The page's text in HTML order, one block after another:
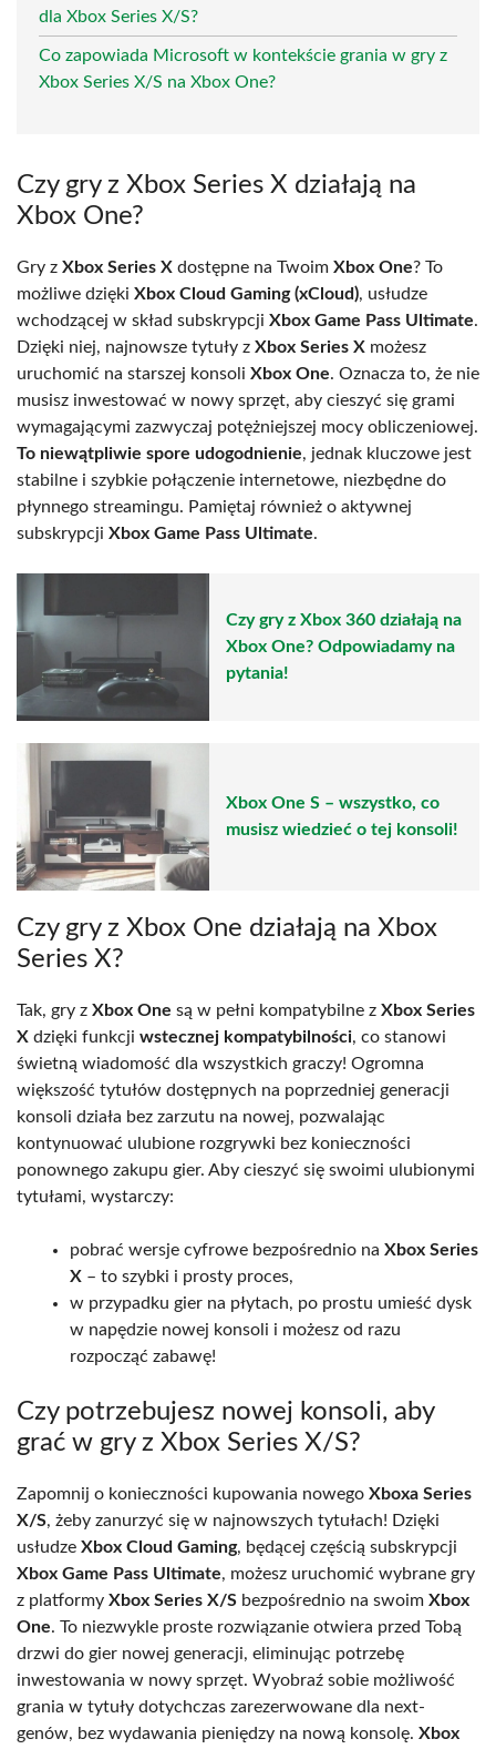
dla Xbox Series X/S?
Co zapowiada Microsoft w kontekście grania w gry z
Xbox Series X/S na Xbox One?
Czy gry z Xbox Series X działają na
Xbox One?
Gry z Xbox Series X dostępne na Twoim Xbox One? To
możliwe dzięki Xbox Cloud Gaming (xCloud), usłudze
wchodzącej w skład subskrypcji Xbox Game Pass Ultimate.
Dzięki niej, najnowsze tytuły z Xbox Series X możesz
uruchomić na starszej konsoli Xbox One. Oznacza to, że nie
musisz inwestować w nowy sprzęt, aby cieszyć się grami
wymagającymi zazwyczaj potężniejszej mocy obliczeniowej.
To niewątpliwie spore udogodnienie, jednak kluczowe jest
stabilne i szybkie połączenie internetowe, niezbędne do
płynnego streamingu. Pamiętaj również o aktywnej
subskrypcji Xbox Game Pass Ultimate.
Czy gry z Xbox 360 działają na
Xbox One? Odpowiadamy na
pytania!
Xbox One S – wszystko, co
musisz wiedzieć o tej konsoli!
Czy gry z Xbox One działają na Xbox
Series X?
Tak, gry z Xbox One są w pełni kompatybilne z Xbox Series
X dzięki funkcji wstecznej kompatybilności, co stanowi
świetną wiadomość dla wszystkich graczy! Ogromna
większość tytułów dostępnych na poprzedniej generacji
konsoli działa bez zarzutu na nowej, pozwalając
kontynuować ulubione rozgrywki bez konieczności
ponownego zakupu gier. Aby cieszyć się swoimi ulubionymi
tytułami, wystarczy:
pobrać wersje cyfrowe bezpośrednio na Xbox Series
X – to szybki i prosty proces,
w przypadku gier na płytach, po prostu umieść dysk
w napędzie nowej konsoli i możesz od razu
rozpocząć zabawę!
Czy potrzebujesz nowej konsoli, aby
grać w gry z Xbox Series X/S?
Zapomnij o konieczności kupowania nowego Xboxa Series
X/S, żeby zanurzyć się w najnowszych tytułach! Dzięki
usłudze Xbox Cloud Gaming, będącej częścią subskrypcji
Xbox Game Pass Ultimate, możesz uruchomić wybrane gry
z platformy Xbox Series X/S bezpośrednio na swoim Xbox
One. To niezwykle proste rozwiązanie otwiera przed Tobą
drzwi do gier nowej generacji, eliminując potrzebę
inwestowania w nowy sprzęt. Wyobraź sobie możliwość
grania w tytuły dotychczas zarezerwowane dla next-
genów, bez wydawania pieniędzy na nową konsolę. Xbox